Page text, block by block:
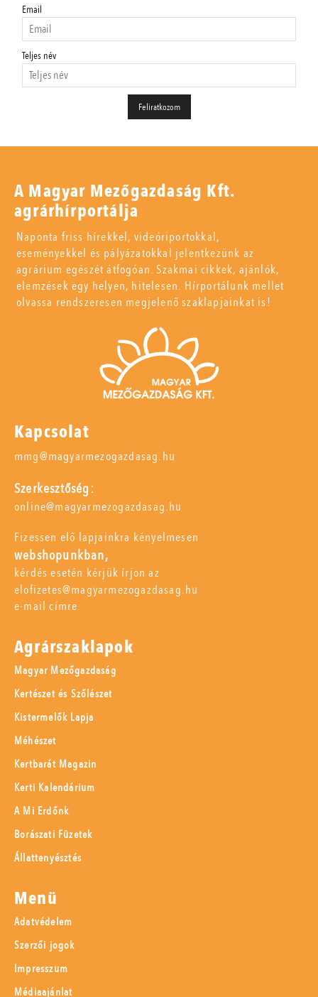
Email
Teljes név
A Magyar Mezőgazdaság Kft.
agrárhírportálja
Naponta friss hírekkel, videóriportokkal,
eseményekkel és pályázatokkal jelentkezünk az
agrárium egészét átfogóan. Szakmai cikkek, ajánlók,
elemzések egy helyen, hitelesen. Hírportálunk mellet
olvassa rendszeresen megjelenő szaklapjainkat is!
Kapcsolat
mmg@magyarmezogazdasag.hu
Szerkesztőség:
online@magyarmezogazdasag.hu
Fizessen elő lapjainkra kényelmesen
webshopunkban,
kérdés esetén kérjük írjon az
elofizetes@magyarmezogazdasag.hu
e-mail címre.
Agrárszaklapok
Magyar Mezőgazdaság
Kertészet és Szőlészet
Kistermelők Lapja
Méhészet
Kertbarát Magazin
Kerti Kalendárium
A Mi Erdőnk
Borászati Füzetek
Állattenyésztés
Menü
Adatvédelem
Szerzői jogok
Impresszum
Médiaajánlat